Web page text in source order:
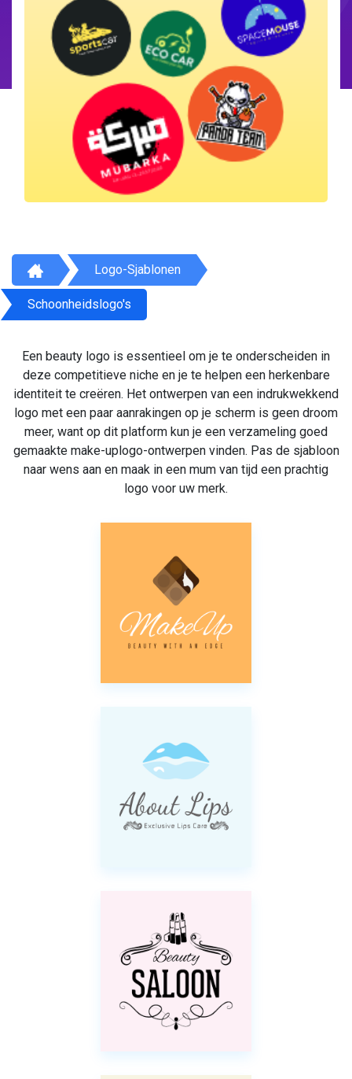
Logo-Sjablonen
Schoonheidslogo's
Een beauty logo is essentieel om je te onderscheiden in
deze competitieve niche en je te helpen een herkenbare
identiteit te creëren. Het ontwerpen van een indrukwekkend
logo met een paar aanrakingen op je scherm is geen droom
meer, want op dit platform kun je een verzameling goed
gemaakte make-uplogo-ontwerpen vinden. Pas de sjabloon
naar wens aan en maak in een mum van tijd een prachtig
logo voor uw merk.